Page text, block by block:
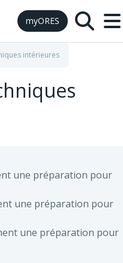
myORES
intérieures
une préparation pour
une préparation pour
une préparation pour